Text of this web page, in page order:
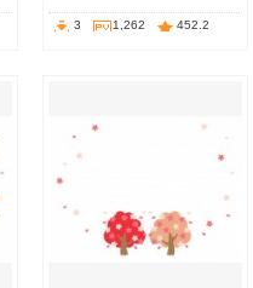
3 1,262 452.2